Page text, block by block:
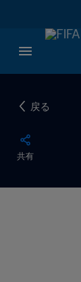
戻る
共有